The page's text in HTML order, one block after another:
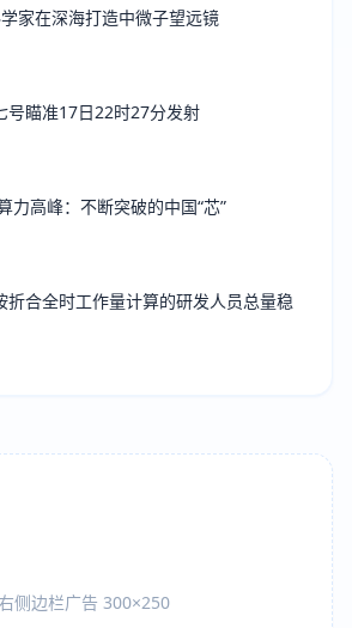
家在深海打造中微子望远镜
号瞄准17日22时27分发射
力高峰：不断突破的中国“芯”
折合全时工作量计算的研发人员总量稳
侧边栏广告 300×250